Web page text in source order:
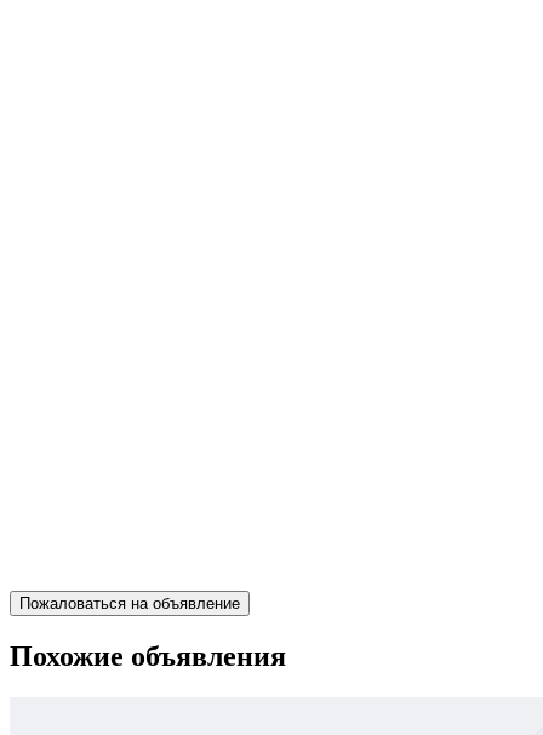
Пожаловаться на объявление
Похожие объявления